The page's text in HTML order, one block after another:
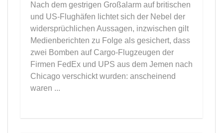
Nach dem gestrigen Großalarm auf britischen
und US-Flughäfen lichtet sich der Nebel der
widersprüchlichen Aussagen, inzwischen gilt
Medienberichten zu Folge als gesichert, dass
zwei Bomben auf Cargo-Flugzeugen der
Firmen FedEx und UPS aus dem Jemen nach
Chicago verschickt wurden: anscheinend
waren ...